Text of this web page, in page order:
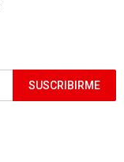
SUSCRIBIRME